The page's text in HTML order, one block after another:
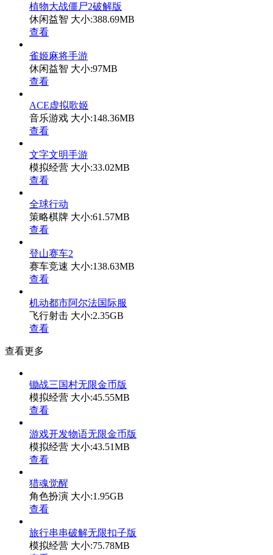
植物大战僵尸2破解版
休闲益智 大小:388.69MB
查看
雀姬麻将手游
休闲益智 大小:97MB
查看
ACE虚拟歌姬
音乐游戏 大小:148.36MB
查看
文字文明手游
模拟经营 大小:33.02MB
查看
全球行动
策略棋牌 大小:61.57MB
查看
登山赛车2
赛车竞速 大小:138.63MB
查看
机动都市阿尔法国际服
飞行射击 大小:2.35GB
查看
查看更多
锄战三国村无限金币版
模拟经营 大小:45.55MB
查看
游戏开发物语无限金币版
模拟经营 大小:43.51MB
查看
猎魂觉醒
角色扮演 大小:1.95GB
查看
旅行串串破解无限扣子版
模拟经营 大小:75.78MB